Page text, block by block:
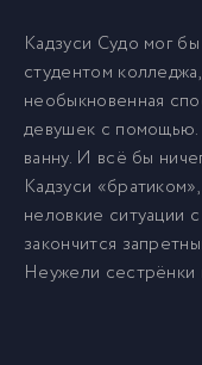
Кадзуси Cудо мог
студентом
необыкновенная
девушек с
ванну. И всё бы
Кадзуси
неловкие ситуации
закончится
Неужели сестрёнки